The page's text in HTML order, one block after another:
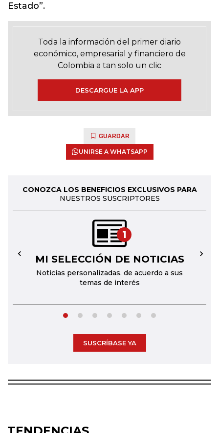
Estado”.
Toda la información del primer diario
económico, empresarial y financiero de
Colombia a tan solo un clic
DESCARGUE LA APP
GUARDAR
UNIRSE A WHATSAPP
CONOZCA LOS BENEFICIOS EXCLUSIVOS PARA
NUESTROS SUSCRIPTORES
1
MI SELECCIÓN DE NOTICIAS
Noticias personalizadas, de acuerdo a sus
temas de interés
← →
SUSCRÍBASE YA